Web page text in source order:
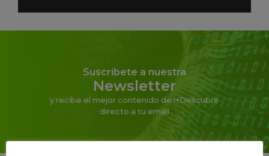
Suscríbete a nuestra
Newsletter
y recibe el mejor contenido de i+Descubre
directo a tu email